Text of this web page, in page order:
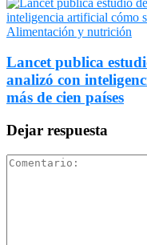
Alimentación y nutrición
Lancet publica
analizó con
más de cien países
Dejar respuesta